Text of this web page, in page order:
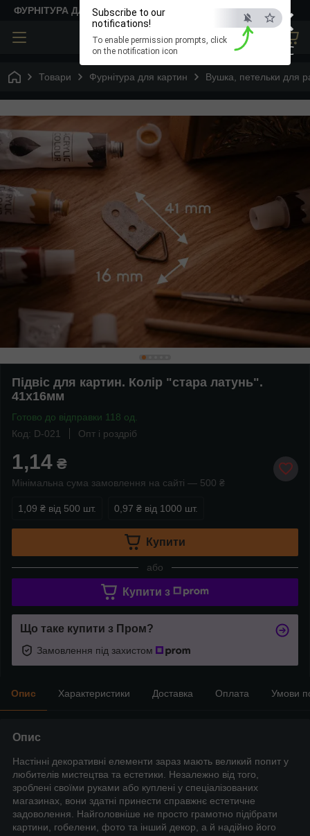
×
ESC
Subscribe to our
notifications!
To enable permission prompts, click
on the notification icon
ФУРНІТУРА ДЛЯ ТВОРЧОСТІ
Товари Фурнітура для картин Вушка, петельки для
Підвіс для картин. Колір "стара латунь".
41х16мм
Готово до відправки 118 од.
Код: D-021
Опт і роздріб
1,14 ₴
Мінімальна сума замовлення на сайті — 500 ₴
1,09 ₴ від 500 шт. 0,97 ₴ від 1000 шт.
Купити
або
Купити з
Що таке купити з Пром?
Замовлення під захистом
Опис Характеристики Доставка Оплата Умови
Опис
Настінні декоративні елементи зараз мають великий попит у
любителів мистецтва та естетики. Незалежно від того,
зроблені своїми руками або куплені у спеціалізованих
магазинах, вони здатні принести справжнє естетичне
задоволення. Найголовніше не просто грамотно підібрати
картини, гобелени, фото та інший декор, а й надійно його